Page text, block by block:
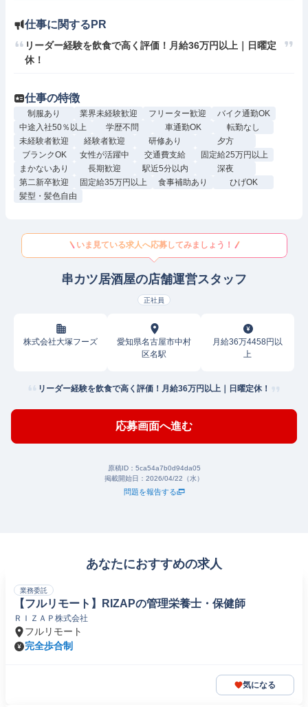
仕事に関するPR
リーダー経験を飲食で高く評価！月給36万円以上｜日曜定
休！
仕事の特徴
制服あり 業界未経験歓迎 フリーター歓迎
バイク通勤OK
中途入社50％以上
学歴不問 車通勤OK
転勤なし
未経験者歓迎
経験者歓迎 研修あり
夕方
ブランクOK
女性が活躍中 交通費支給
固定給25万円以上
まかないあり
長期歓迎 駅近5分以内
深夜
第二新卒歓迎
固定給35万円以上 食事補助あり
ひげOK
髪型・髪色自由
いま見ている求人へ応募してみましょう！
串カツ居酒屋の店舗運営スタッフ
正社員
株式会社大塚フーズ
愛知県名古屋市中村
区名駅
月給36万4458円以
上
リーダー経験を飲食で高く評価！月給36万円以上｜日曜定休！
応募画面へ進む
原稿ID： 5ca54a7b0d94da05
掲載開始日： 2026/04/22（水）
問題を報告する
あなたにおすすめの求人
業務委託
【フルリモート】RIZAPの管理栄養士・保健師
ＲＩＺＡＰ株式会社
フルリモート
完全歩合制
気になる